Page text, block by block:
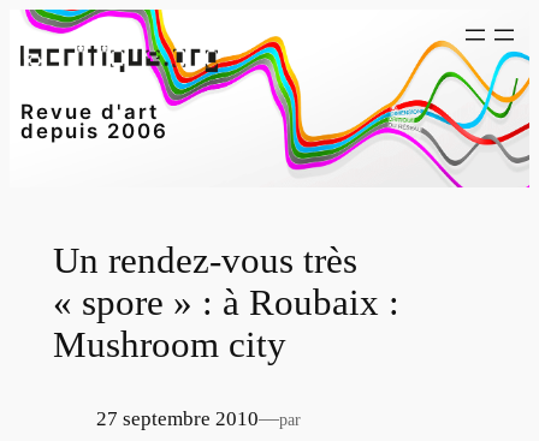
Aller
au
Revue d'art
depuis 2006
Un rendez-vous très
« spore » : à Roubaix :
Mushroom city
27 septembre 2010—par